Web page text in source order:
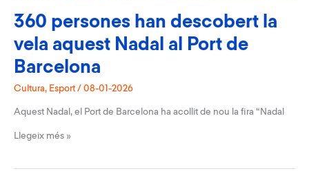
nàutic
360 persones han descobert la
vela aquest Nadal al Port de
Barcelona
Cultura, Esport / 08-01-2026
Aquest Nadal, el Port de Barcelona ha acollit de nou la fira “Nadal
360
descobert
Llegeix més »